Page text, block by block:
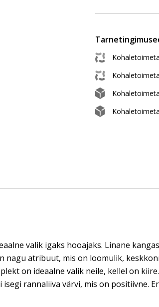
valik igaks hooajaks. Linane
nagu atribuut, mis on loomulik,
on ideaalne valik neile, kellel on
isegi rannaliiva värvi, mis on positiivne.